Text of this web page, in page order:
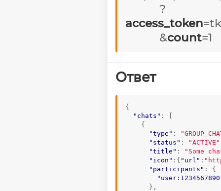
?
access_token
&count=1
Ответ
{
"chats" :
{
"type" :
"status" : "ACTIVE"
"title" :
"Some
"icon" :{ "url" :
"participants" :
{
},